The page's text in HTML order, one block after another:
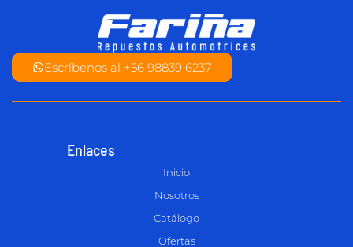
Escríbenos al +56 98839 6237
Enlaces
Inicio
Nosotros
Catálogo
Ofertas